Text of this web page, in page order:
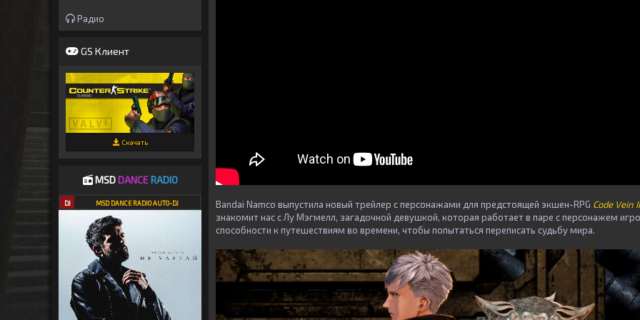
Радио
GS Клиент
Скачать
MSDDANCE RADIO
DJ MSD DANCE RADIO AUTO-DJ Bandai Namco выпустила новый трейлер с персонажами для предстоящей экшен-RPG Code Vein II
знакомит нас с Лу Мэгмелл, загадочной девушкой, которая работает в паре с персонажем
способности к путешествиям во времени, чтобы попытаться переписать судьбу мира.